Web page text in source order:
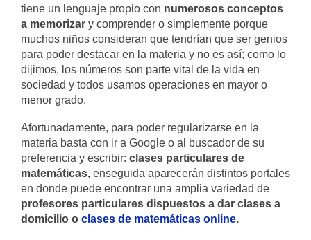
tiene un lenguaje propio con numerosos conceptos
a memorizar y comprender o simplemente porque
muchos niños consideran que tendrían que ser genios
para poder destacar en la materia y no es así; como lo
dijimos, los números son parte vital de la vida en
sociedad y todos usamos operaciones en mayor o
menor grado.
Afortunadamente, para poder regularizarse en la
materia basta con ir a Google o al buscador de su
preferencia y escribir: clases particulares de
matemáticas, enseguida aparecerán distintos portales
en donde puede encontrar una amplia variedad de
profesores particulares dispuestos a dar clases a
domicilio o clases de matemáticas online.